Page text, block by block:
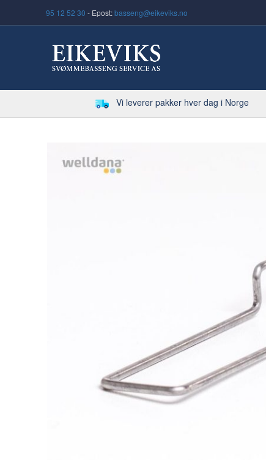
95 12 52 30 - Epost:basseng@eikeviks.no
Vi leverer pakker hver dag i Norge